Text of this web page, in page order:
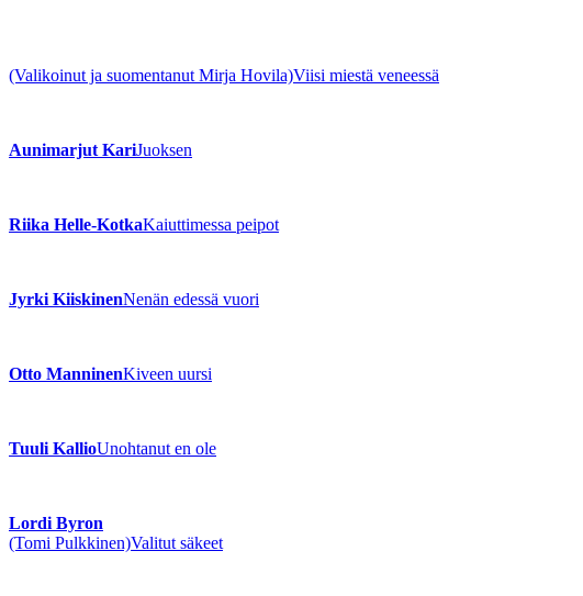
(Valikoinut ja suomentanut Mirja Hovila)Viisi miestä veneessä
Aunimarjut KariJuoksen
Riika Helle-KotkaKaiuttimessa peipot
Jyrki KiiskinenNenän edessä vuori
Otto ManninenKiveen uursi
Tuuli KallioUnohtanut en ole
Lordi Byron
(Tomi Pulkkinen)Valitut säkeet